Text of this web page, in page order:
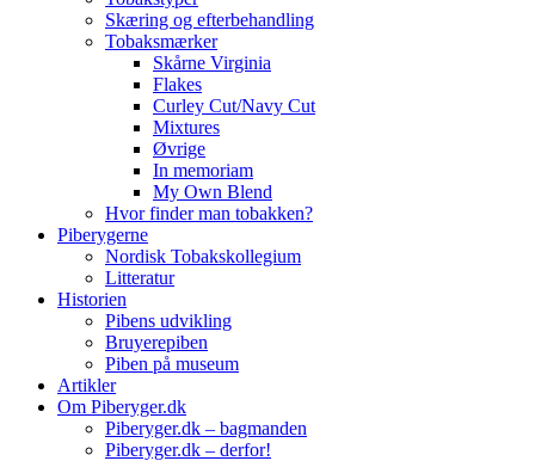
Skæring og efterbehandling
Tobaksmærker
Skårne Virginia
Flakes
Curley Cut/Navy Cut
Mixtures
Øvrige
In memoriam
My Own Blend
Hvor finder man tobakken?
Piberygerne
Nordisk Tobakskollegium
Litteratur
Historien
Pibens udvikling
Bruyerepiben
Piben på museum
Artikler
Om Piberyger.dk
Piberyger.dk – bagmanden
Piberyger.dk – derfor!